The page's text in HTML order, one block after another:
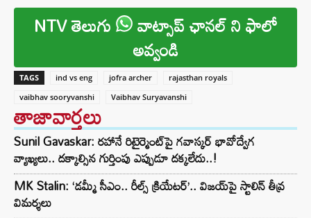
NTV తెలుగు వాట్సాప్ ఛానల్ ని ఫాలో
అవ్వండి
TAGS ind vs eng jofra archer
rajasthan royals
vaibhav sooryvanshi
Vaibhav Suryavanshi
తాజావార్తలు
Sunil Gavaskar: రహానే రిటైర్మెంట్‌పై గవాస్కర్ భావోద్వేగ
వ్యాఖ్యలు.. దక్కాల్సిన గుర్తింపు ఎప్పుడూ దక్కలేదు..!
MK Stalin: ‘డమ్మీ సీఎం.. రీల్స్ క్రియేటర్’.. విజయ్‌పై స్టాలిన్ తీవ్ర
విమర్శలు